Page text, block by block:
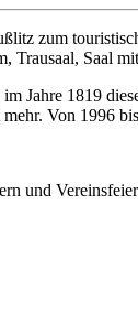
zum
Trausaal, Saal
Jahre 1819
Von 1996
und